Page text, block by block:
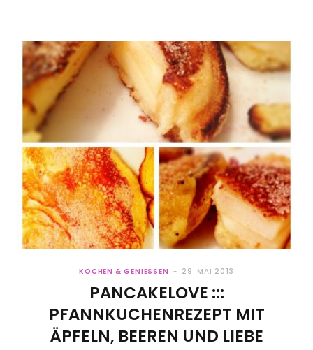
KOCHEN & GENIESSEN 29. MAI 2013
PANCAKELOVE :::
PFANNKUCHENREZEPT MIT
ÄPFELN, BEEREN UND LIEBE